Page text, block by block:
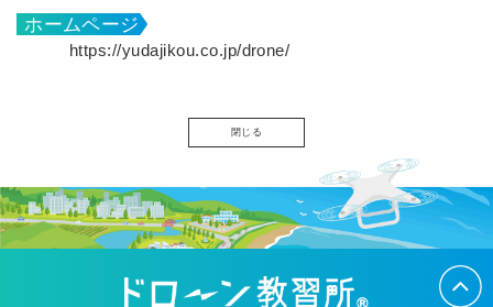
ホームページ
https://yudajikou.co.jp/drone/
閉じる